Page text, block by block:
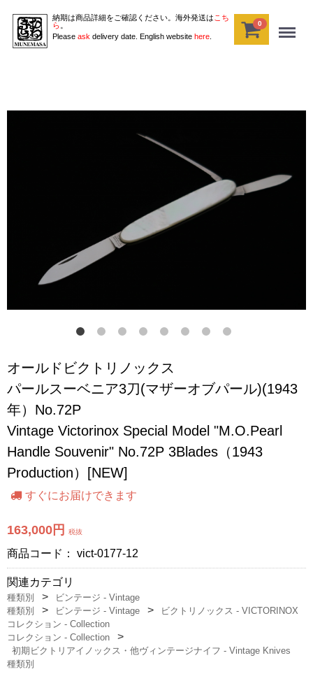
納期は商品詳細をご確認ください。海外発送は こち
ら 。
Please ask delivery date. English website here
0 Menu
オールドビクトリノックス
パールスーベニア3刀(マザーオブパール)(1943
年）No.72P
Vintage Victorinox Special Model "M.O.Pearl
Handle Souvenir" No.72P 3Blades（1943
Production）[NEW]
すぐにお届けできます
163,000円 税抜
商品コード： vict-0177-12
関連カテゴリ
種類別
ビンテージ - Vintage
種類別
ビンテージ - Vintage
ビクトリノックス - VICTORINOX
コレクション - Collection
コレクション - Collection
初期ビクトリアイノックス・他ヴィンテージナイフ - Vintage Knives
種類別